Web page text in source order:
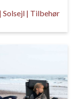
Solsejl | Tilbehør